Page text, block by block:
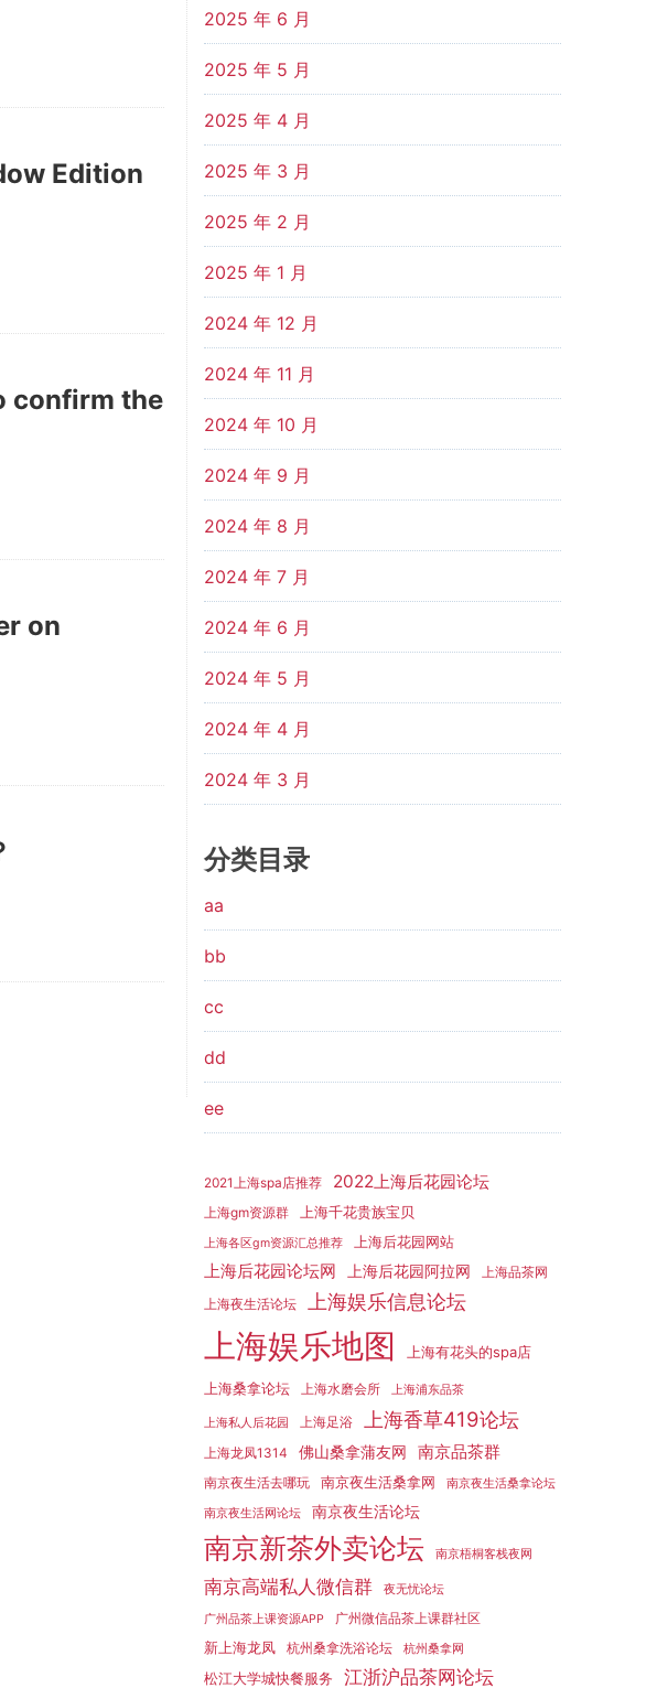
Edition
confirm the
on
2025 年 6 月
2025 年 5 月
2025 年 4 月
2025 年 3 月
2025 年 2 月
2025 年 1 月
2024 年 12 月
2024 年 11 月
2024 年 10 月
2024 年 9 月
2024 年 8 月
2024 年 7 月
2024 年 6 月
2024 年 5 月
2024 年 4 月
2024 年 3 月
分类目录
aa
bb
cc
dd
ee
2021上海spa店推荐 2022上海后花园论坛
上海gm资源群 上海千花贵族宝贝
上海各区gm资源汇总推荐 上海后花园网站
上海后花园论坛网 上海后花园阿拉网 上海品茶网
上海夜生活论坛 上海娱乐信息论坛
上海娱乐地图 上海有花头的spa店
上海桑拿论坛 上海水磨会所 上海浦东品茶
上海私人后花园 上海足浴 上海香草419论坛
上海龙凤1314 佛山桑拿蒲友网 南京品茶群
南京夜生活去哪玩 南京夜生活桑拿网 南京夜生活桑拿论坛
南京夜生活网论坛 南京夜生活论坛
南京新茶外卖论坛 南京梧桐客栈夜网
南京高端私人微信群 夜无忧论坛
广州品茶上课资源APP 广州微信品茶上课群社区
新上海龙凤 杭州桑拿洗浴论坛 杭州桑拿网
松江大学城快餐服务 江浙沪品茶网论坛